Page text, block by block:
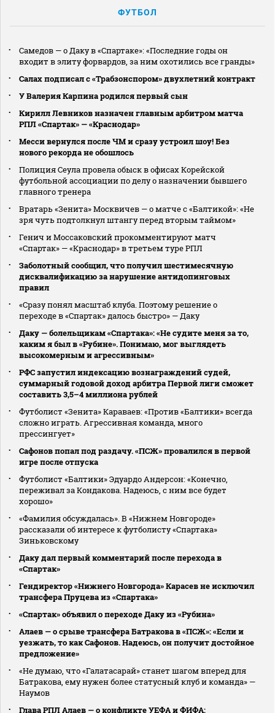
ФУТБОЛ
Самедов — о Даку в «Спартаке»: «Последние годы он
входит в элиту форвардов, за ним охотились все гранды»
Салах подписал с «Трабзонспором» двухлетний контракт
У Валерия Карпина родился первый сын
Кирилл Левников назначен главным арбитром матча
РПЛ «Спартак» — «Краснодар»
Месси вернулся после ЧМ и сразу устроил шоу! Без
нового рекорда не обошлось
Полиция Сеула провела обыск в офисах Корейской
футбольной ассоциации по делу о назначении бывшего
главного тренера
Вратарь «Зенита» Москвичев — о матче с «Балтикой»: «Не
зря чуть подтолкнул штангу перед вторым таймом»
Генич и Моссаковский прокомментируют матч
«Спартак» — «Краснодар» в третьем туре РПЛ
Заболотный сообщил, что получил шестимесячную
дисквалификацию за нарушение антидопинговых
правил
«Сразу понял масштаб клуба. Поэтому решение о
переходе в «Спартак» далось быстро» — Даку
Даку — болельщикам «Спартака»: «Не судите меня за то,
каким я был в «Рубине». Понимаю, мог выглядеть
высокомерным и агрессивным»
РФС запустил индексацию вознаграждений судей,
суммарный годовой доход арбитра Первой лиги сможет
составить 3,5–4 миллиона рублей
Футболист «Зенита» Караваев: «Против «Балтики» всегда
сложно играть. Агрессивная команда, много
прессингует»
Сафонов попал под раздачу. «ПСЖ» провалился в первой
игре после отпуска
Футболист «Балтики» Эдуардо Андерсон: «Конечно,
переживал за Кондакова. Надеюсь, с ним все будет
хорошо»
«Фамилия обсуждалась». В «Нижнем Новгороде»
рассказали об интересе к футболисту «Спартака»
Зиньковскому
Даку дал первый комментарий после перехода в
«Спартак»
Гендиректор «Нижнего Новгорода» Карасев не исключил
трансфера Пруцева из «Спартака»
«Спартак» объявил о переходе Даку из «Рубина»
Алаев — о срыве трансфера Батракова в «ПСЖ»: «Если и
уезжать, то как Сафонов. Надеюсь, он получит достойное
предложение»
«Не думаю, что «Галатасарай» станет шагом вперед для
Батракова, ему нужен более статусный клуб и команда» —
Наумов
Глава РПЛ Алаев — о конфликте УЕФА и ФИФА: